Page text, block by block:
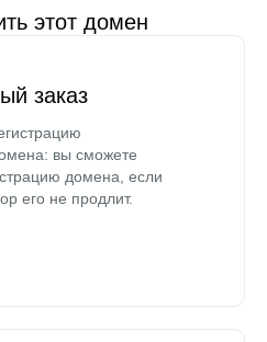
этот домен
заказ
вы сможете
домена, если
его не продлит.